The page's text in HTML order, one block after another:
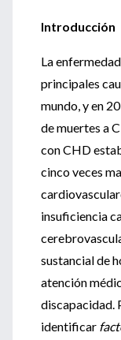
Introducción
La
principales
mundo, y en
de muertes a
con CHD
cinco veces
insuficiencia
sustancial de
atención
discapacidad.
identificar